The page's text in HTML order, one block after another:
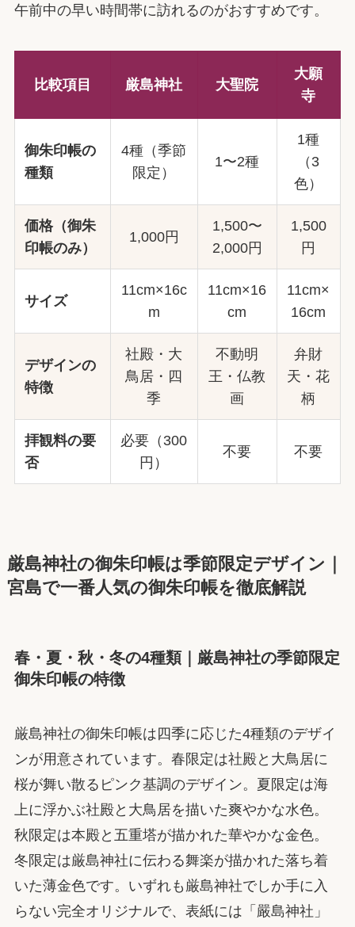
午前中の早い時間帯に訪れるのがおすすめです。
比較項目 厳島神社 大聖院
大願
寺
御朱印帳の
種類
4種（季節
限定）
1〜2種
1種
（3
色）
価格（御朱
印帳のみ）
1,000円
1,500〜
2,000円
1,500
円
サイズ
11cm×16c
m
11cm×16
cm
11cm×
16cm
デザインの
特徴
社殿・大
鳥居・四
季
不動明
王・仏教
画
弁財
天・花
柄
拝観料の要
否
必要（300
円）
不要 不要
厳島神社の御朱印帳は季節限定デザイン｜
宮島で一番人気の御朱印帳を徹底解説
春・夏・秋・冬の4種類｜厳島神社の季節限定
御朱印帳の特徴
厳島神社の御朱印帳は四季に応じた4種類のデザイ
ンが用意されています。春限定は社殿と大鳥居に
桜が舞い散るピンク基調のデザイン。夏限定は海
上に浮かぶ社殿と大鳥居を描いた爽やかな水色。
秋限定は本殿と五重塔が描かれた華やかな金色。
冬限定は厳島神社に伝わる舞楽が描かれた落ち着
いた薄金色です。いずれも厳島神社でしか手に入
らない完全オリジナルで、表紙には「嚴島神社」